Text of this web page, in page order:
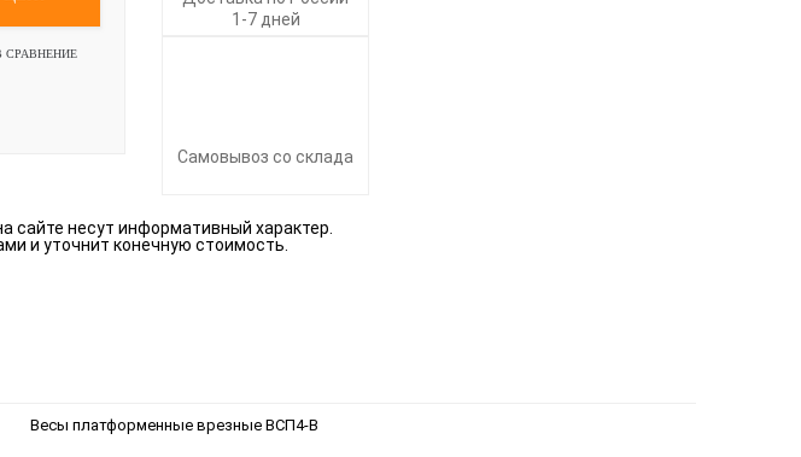
СРАВНЕНИЕ
1-7 дней
Самовывоз со склада
сайте несут информативный характер.
и уточнит конечную стоимость.
Весы платформенные врезные ВСП4-В